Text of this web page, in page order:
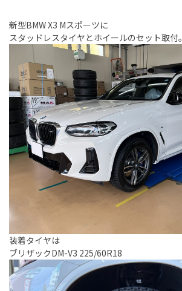
新型BMW X3 Mスポーツに
スタッドレスタイヤとホイールのセット取付。
装着タイヤは
ブリザックDM-V3 225/60R18